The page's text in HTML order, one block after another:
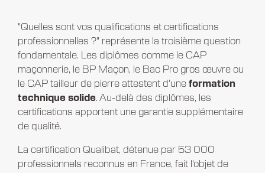
"Quelles sont vos qualifications et certifications
professionnelles ?" représente la troisième question
fondamentale. Les diplômes comme le CAP
maçonnerie, le BP Maçon, le Bac Pro gros œuvre ou
le CAP tailleur de pierre attestent d'une formation
technique solide. Au-delà des diplômes, les
certifications apportent une garantie supplémentaire
de qualité.
La certification Qualibat, détenue par 53 000
professionnels reconnus en France, fait l'objet de